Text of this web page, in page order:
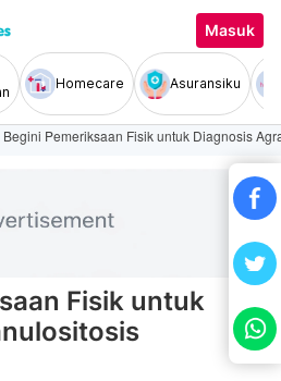
Masuk
Homecare Asuransiku
Begini Pemeriksaan Fisik untuk Diagnosis
Fisik untuk